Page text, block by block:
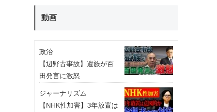
動画
政治
【辺野古事故】遺族が百
田発言に激怒
ジャーナリズム
【NHK性加害】3年放置は